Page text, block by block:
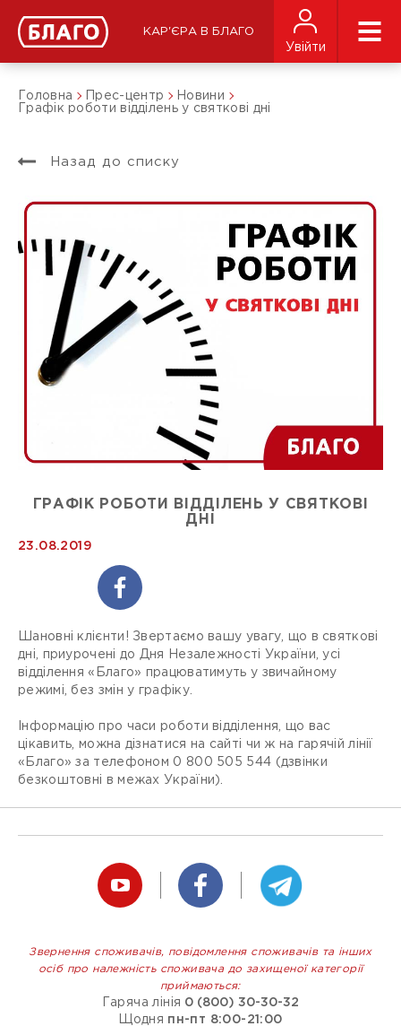
КАР'ЄРА В БЛАГО
Увійти
Головна Прес-центр
Новини
Графік роботи відділень у святкові дні
Назад до списку
ГРАФІК РОБОТИ ВІДДІЛЕНЬ У СВЯТКОВІ
ДНІ
23.08.2019
Шановні клієнти! Звертаємо вашу увагу, що в святкові
дні, приурочені до Дня Незалежності України, усі
відділення «Благо» працюватимуть у звичайному
режимі, без змін у графіку.
Інформацію про часи роботи відділення, що вас
цікавить, можна дізнатися на сайті чи ж на гарячій лінії
«Благо» за телефоном 0 800 505 544 (дзвінки
безкоштовні в межах України).
Звернення споживачів, повідомлення споживачів та інших
осіб про належність споживача до захищеної категорії
приймаються:
Гаряча лінія 0 (800) 30-30-32
Щодня пн-пт 8:00-21:00